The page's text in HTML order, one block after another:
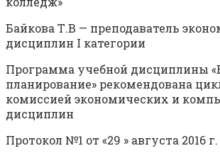
Байкова Т.В — преподаватель
дисциплин I категории
Программа учебной дисциплины
планирование» рекомендована
комиссией экономических и
дисциплин
Протокол №1 от «29 » августа 2016 г.